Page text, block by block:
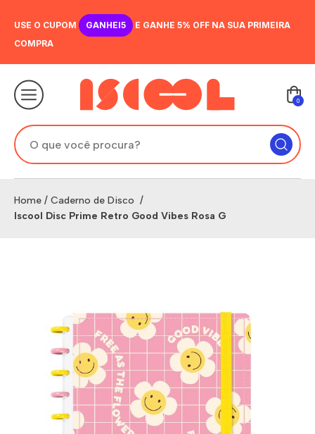
USE O CUPOM GANHEI5
E GANHE 5% OFF NA SUA PRIMEIRA
COMPRA
0
Home / Caderno de Disco /
Iscool Disc Prime Retro Good Vibes Rosa G